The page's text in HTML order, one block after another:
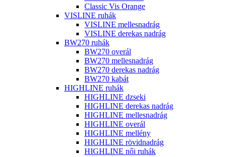
Classic Vis Orange
VISLINE ruhák
VISLINE mellesnadrág
VISLINE derekas nadrág
BW270 ruhák
BW270 overál
BW270 mellesnadrág
BW270 derekas nadrág
BW270 kabát
HIGHLINE ruhák
HIGHLINE dzseki
HIGHLINE derekas nadrág
HIGHLINE mellesnadrág
HIGHLINE overál
HIGHLINE mellény
HIGHLINE rövidnadrág
HIGHLINE női ruhák